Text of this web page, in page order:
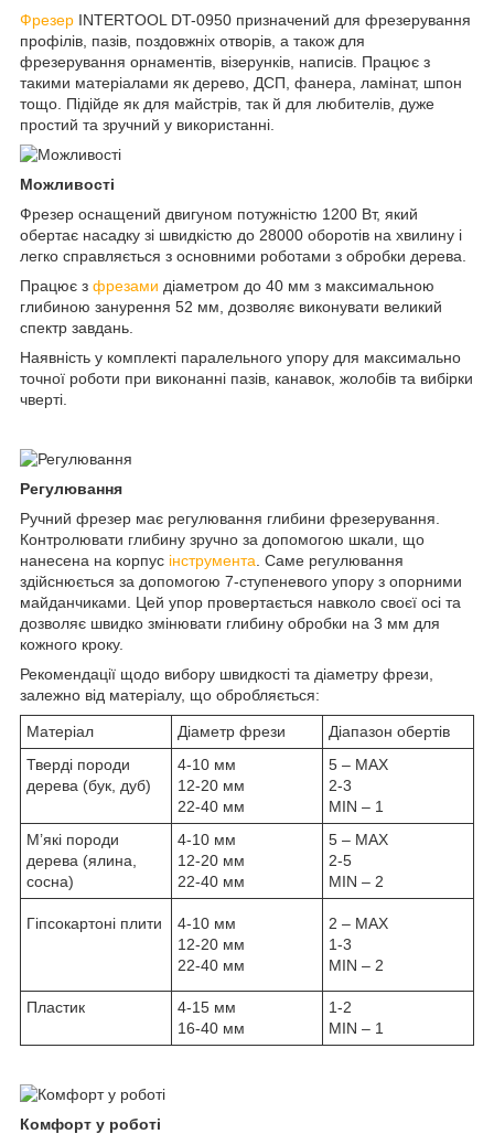
Фрезер INTERTOOL DT-0950 призначений для фрезерування
профілів, пазів, поздовжніх отворів, а також для
фрезерування орнаментів, візерунків, написів. Працює з
такими матеріалами як дерево, ДСП, фанера, ламінат, шпон
тощо. Підійде як для майстрів, так й для любителів, дуже
простий та зручний у використанні.
Можливості
Фрезер оснащений двигуном потужністю 1200 Вт, який
обертає насадку зі швидкістю до 28000 оборотів на хвилину і
легко справляється з основними роботами з обробки дерева.
Працює з фрезами діаметром до 40 мм з максимальною
глибиною занурення 52 мм, дозволяє виконувати великий
спектр завдань.
Наявність у комплекті паралельного упору для максимально
точної роботи при виконанні пазів, канавок, жолобів та вибірки
чверті.
Регулювання
Ручний фрезер має регулювання глибини фрезерування.
Контролювати глибину зручно за допомогою шкали, що
нанесена на корпус інструмента . Саме регулювання
здійснюється за допомогою 7-ступеневого упору з опорними
майданчиками. Цей упор провертається навколо своєї осі та
дозволяє швидко змінювати глибину обробки на 3 мм для
кожного кроку.
Рекомендації щодо вибору швидкості та діаметру фрези,
залежно від матеріалу, що обробляється:
Матеріал Діаметр фрези
Діапазон обертів
Тверді породи
дерева (бук, дуб)
4-10 мм
12-20 мм
22-40 мм
5 – MAX
2-3
MIN – 1
М’які породи
дерева (ялина,
сосна)
4-10 мм
12-20 мм
22-40 мм
5 – MAX
2-5
MIN – 2
Гіпсокартоні плити
4-10 мм
12-20 мм
22-40 мм
2 – MAX
1-3
MIN – 2
Пластик
4-15 мм
16-40 мм
1-2
MIN – 1
Комфорт у роботі